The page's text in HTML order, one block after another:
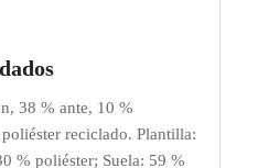
38 % ante, 10 %
reciclado. Plantilla:
% poliéster; Suela: 59 %